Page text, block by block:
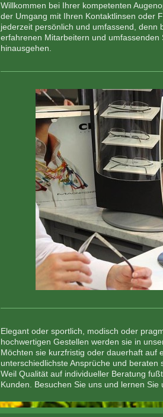
Willkommen bei Ihrer kompetenten
der Umgang mit Ihren Kontaktlinsen oder
jederzeit persönlich und umfassend, denn
erfahrenen Mitarbeitern und
hinausgehen.
Elegant oder sportlich, modisch oder
hochwertigen Gestellen werden sie in
Möchten sie kurzfristig oder dauerhaft auf
unterschiedlichste Ansprüche und beraten
Weil Qualität auf individueller Beratung
Kunden. Besuchen Sie uns und lernen